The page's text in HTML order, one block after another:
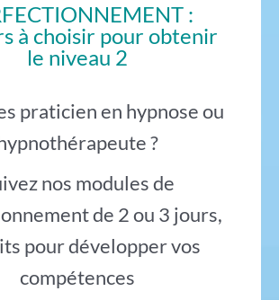
:
à choisir pour obtenir
le niveau 2
praticien en hypnose ou
?
nos modules de
de 2 ou 3 jours,
pour développer vos
compétences